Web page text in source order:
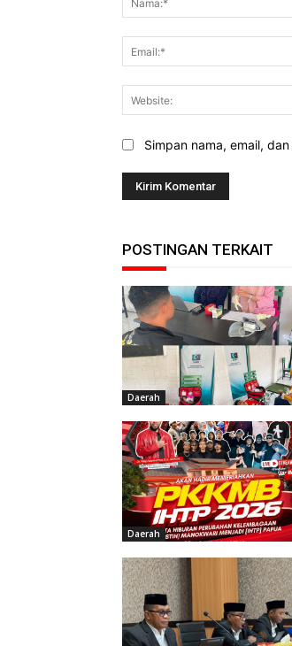
Simpan nama, email,
POSTINGAN TERKAIT
Daerah
Daerah